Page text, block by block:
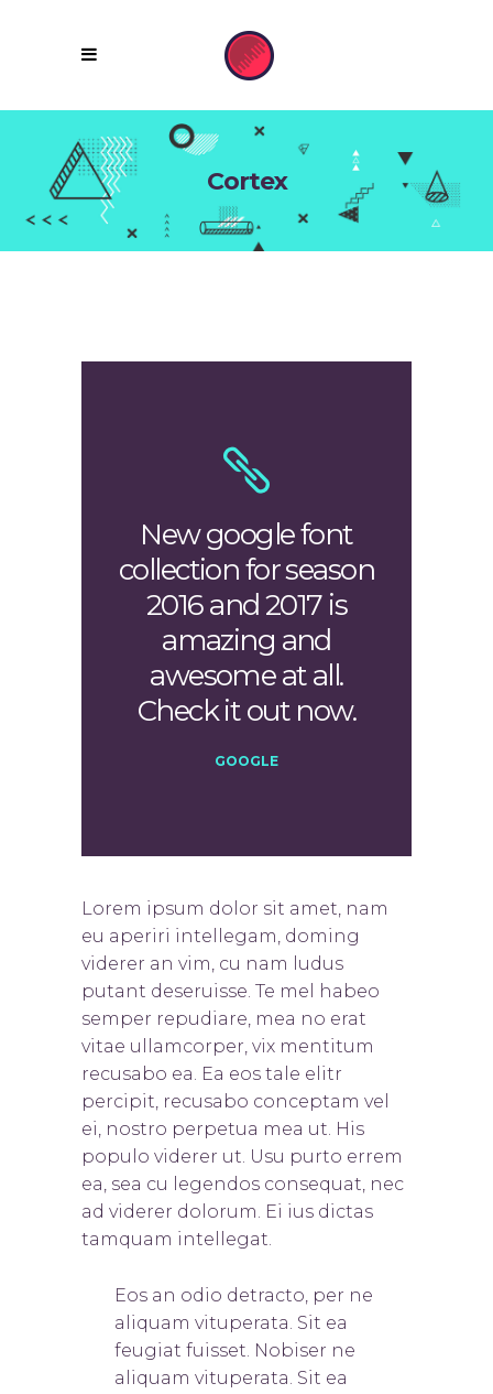
Cortex
New google font
collection for season
2016 and 2017 is
amazing and
awesome at all.
Check it out now.
GOOGLE
Lorem ipsum dolor sit amet, nam
eu aperiri intellegam, doming
viderer an vim, cu nam ludus
putant deseruisse. Te mel habeo
semper repudiare, mea no erat
vitae ullamcorper, vix mentitum
recusabo ea. Ea eos tale elitr
percipit, recusabo conceptam vel
ei, nostro perpetua mea ut. His
populo viderer ut. Usu purto errem
ea, sea cu legendos consequat, nec
ad viderer dolorum. Ei ius dictas
tamquam intellegat.
Eos an odio detracto, per ne
aliquam vituperata. Sit ea
feugiat fuisset. Nobiser ne
aliquam vituperata. Sit ea